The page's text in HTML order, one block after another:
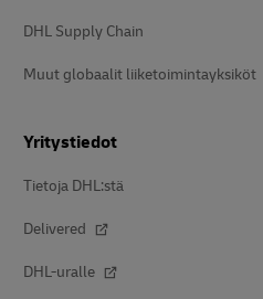
DHL Supply Chain
Muut globaalit liiketoimintayksiköt
Yritystiedot
Tietoja DHL:stä
Delivered
DHL-uralle